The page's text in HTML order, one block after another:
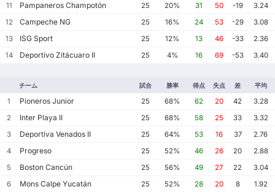
11
Pampaneros Champotón 25 20% 31 50 -19
3.24
12
Campeche NG 25 16% 24 53 -29
3.08
13
ISG Sport 25 12% 13 46 -33
2.36
14
Deportivo Zitácuaro II 25 4% 16 69 -53 3.40
チーム 試合 勝率 得点 失点 差 平均
1 Pioneros Junior 25 68% 62 20 42
3.28
2
Inter Playa II 25 68% 58 25 33
3.32
3
Deportiva Venados II 25 64% 53 16 37
2.76
4
Progreso 25 52% 46 26 20
2.88
5
Boston Cancún 25 56% 49 27 22
3.04
6
Mons Calpe Yucatán 25 52% 28 20 8
1.92